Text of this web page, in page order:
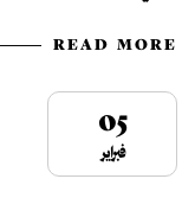
READ MORE
05
فبراير